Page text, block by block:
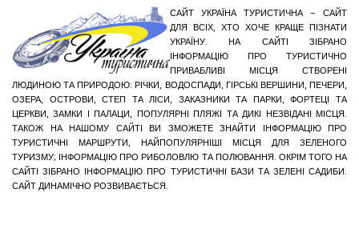
САЙТ УКРАЇНА ТУРИСТИЧНА – САЙТ
ДЛЯ ВСІХ, ХТО ХОЧЕ КРАЩЕ ПІЗНАТИ
УКРАЇНУ. НА САЙТІ ЗІБРАНО
ІНФОРМАЦІЮ ПРО ТУРИСТИЧНО
ПРИВАБЛИВІ МІСЦЯ СТВОРЕНІ
ЛЮДИНОЮ ТА ПРИРОДОЮ: РІЧКИ, ВОДОСПАДИ, ГІРСЬКІ ВЕРШИНИ, ПЕЧЕРИ,
ОЗЕРА, ОСТРОВИ, СТЕП ТА ЛІСИ, ЗАКАЗНИКИ ТА ПАРКИ, ФОРТЕЦІ ТА
ЦЕРКВИ, ЗАМКИ І ПАЛАЦИ, ПОПУЛЯРНІ ПЛЯЖІ ТА ДИКІ НЕЗВІДАНІ МІСЦЯ.
ТАКОЖ НА НАШОМУ САЙТІ ВИ ЗМОЖЕТЕ ЗНАЙТИ ІНФОРМАЦІЮ ПРО
ТУРИСТИЧНІ МАРШРУТИ, НАЙПОПУЛЯРНІШІ МІСЦЯ ДЛЯ ЗЕЛЕНОГО
ТУРИЗМУ; ІНФОРМАЦІЮ ПРО РИБОЛОВЛЮ ТА ПОЛЮВАННЯ. ОКРІМ ТОГО НА
САЙТІ ЗІБРАНО ІНФОРМАЦІЮ ПРО ТУРИСТИЧНІ БАЗИ ТА ЗЕЛЕНІ САДИБИ.
САЙТ ДИНАМІЧНО РОЗВИВАЄТЬСЯ.